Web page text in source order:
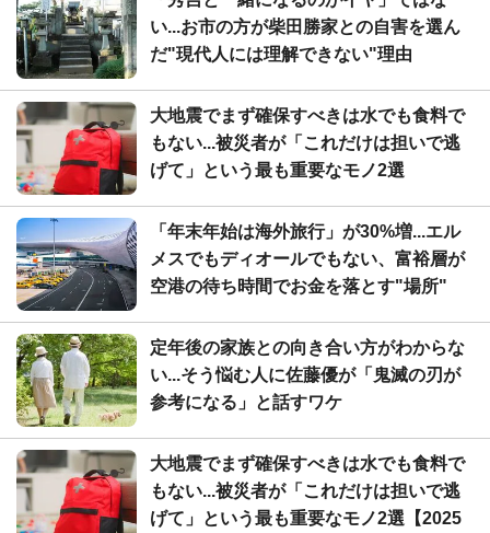
い...お市の方が柴田勝家との自害を選ん
だ"現代人には理解できない"理由
大地震でまず確保すべきは水でも食料で
もない...被災者が「これだけは担いで逃
げて」という最も重要なモノ2選
「年末年始は海外旅行」が30%増...エル
メスでもディオールでもない、富裕層が
空港の待ち時間でお金を落とす"場所"
定年後の家族との向き合い方がわからな
い...そう悩む人に佐藤優が「鬼滅の刃が
参考になる」と話すワケ
大地震でまず確保すべきは水でも食料で
もない...被災者が「これだけは担いで逃
げて」という最も重要なモノ2選【2025